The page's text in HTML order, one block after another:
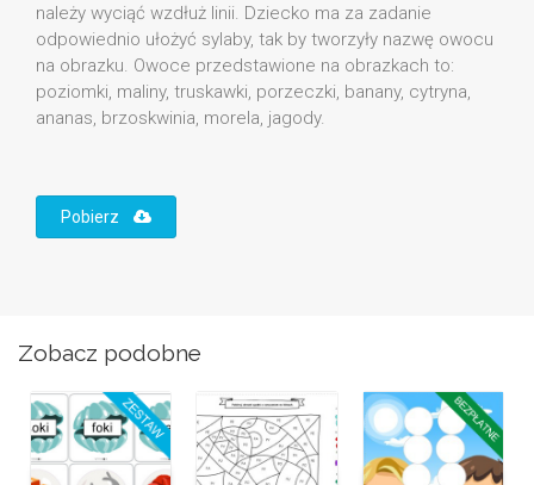
należy wyciąć wzdłuż linii. Dziecko ma za zadanie
odpowiednio ułożyć sylaby, tak by tworzyły nazwę owocu
na obrazku. Owoce przedstawione na obrazkach to:
poziomki, maliny, truskawki, porzeczki, banany, cytryna,
ananas, brzoskwinia, morela, jagody.
Pobierz
Zobacz podobne